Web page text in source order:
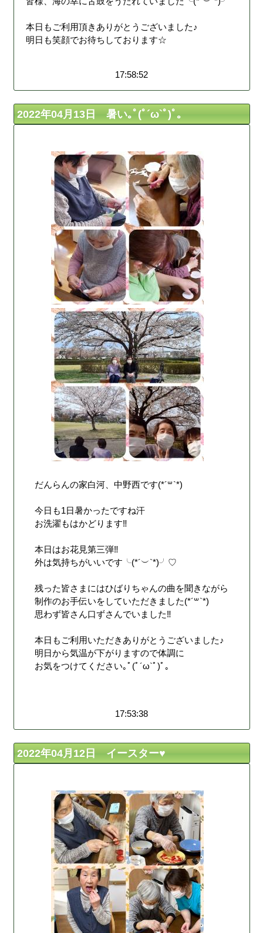
本日もご利用頂きありがとうございました♪
明日も笑顔でお待ちしております☆
17:58:52
2022年04月13日 暑い｡ﾟ(ﾟ´ω`ﾟ)ﾟ｡
だんらんの家白河、中野西です(*´꒳`*)
今日も1日暑かったですね汗
お洗濯もはかどります‼︎
本日はお花見第三弾‼︎
外は気持ちがいいです╰(*´︶`*)╯♡
残った皆さまにはひばりちゃんの曲を聞きながら
制作のお手伝いをしていただきました(*´꒳`*)
思わず皆さん口ずさんでいました‼︎
本日もご利用いただきありがとうございました♪
明日から気温が下がりますので体調に
お気をつけてください｡ﾟ(ﾟ´ω`ﾟ)ﾟ｡
17:53:38
2022年04月12日 イースター♥